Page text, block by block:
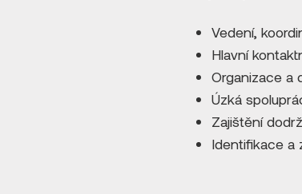
Vedení,
Hlavní
Organizace a
Úzká
Zajištění
Identifikace a